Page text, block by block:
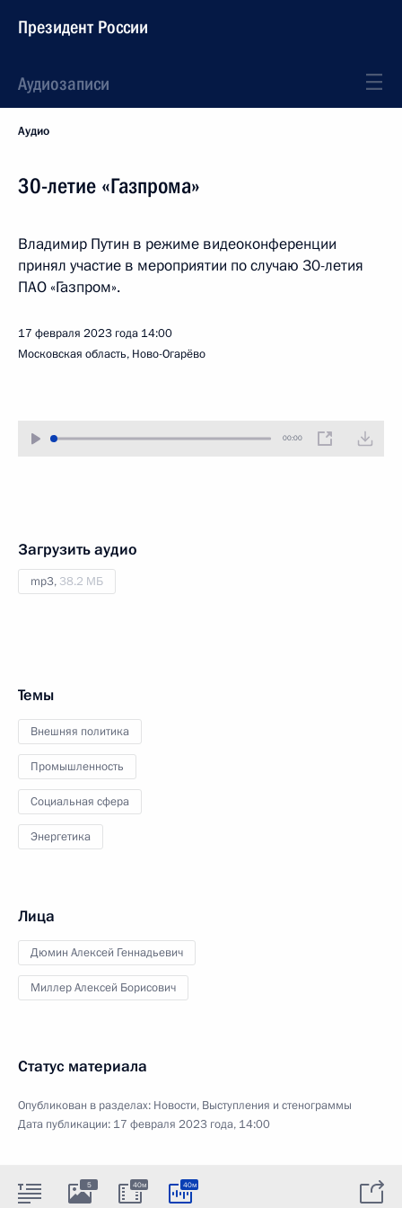
Президент России
Аудиозаписи
Аудио
30-летие «Газпрома»
Владимир Путин в режиме видеоконференции
принял участие в мероприятии по случаю 30-летия
ПАО «Газпром».
17 февраля 2023 года 14:00
Московская область, Ново-Огарёво
00:00
Загрузить аудио
mp3, 38.2 МБ
Темы
Внешняя политика
Промышленность
Социальная сфера
Энергетика
Лица
Дюмин Алексей Геннадьевич
Миллер Алексей Борисович
Статус материала
Опубликован в разделах: Новости, Выступления и стенограммы
Дата публикации: 17 февраля 2023 года, 14:00
5 40м 40м